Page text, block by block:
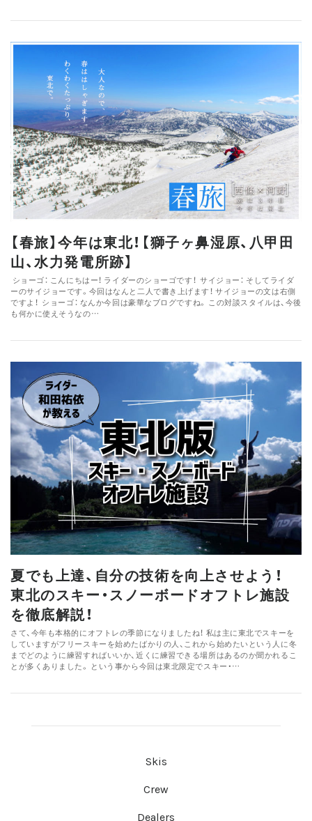
【春旅】今年は東北！【獅子ヶ鼻湿原、八甲田
山、水力発電所跡】
ショーゴ： こんにちはー！ ライダーのショーゴです！ サイジョー： そしてライダ
ーのサイジョーです。今回はなんと二人で書き上げます！ サイジョーの文は右側
ですよ！ ショーゴ： なんか今回は豪華なブログですね。 この対談スタイルは、今後
も何かに使えそうなの…
夏でも上達、自分の技術を向上させよう！
東北のスキー・スノーボードオフトレ施設
を徹底解説！
さて、今年も本格的にオフトレの季節になりましたね！ 私は主に東北でスキーを
していますがフリースキーを始めたばかりの人、これから始めたいという人に冬
までどのように練習すればいいか、近くに練習できる場所はあるのか聞かれるこ
とが多くありました。 という事から今回は東北限定でスキー・…
Skis
Crew
Dealers